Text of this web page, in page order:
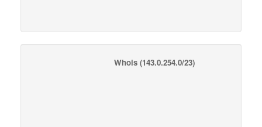
Whois(143.0.254.0/23)